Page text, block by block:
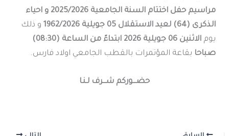
مراسيم حفل اختتام السنة الجامعية 2025/2026 و احياء
الذكرى (64) لعيد الاستقلال 05 جويلية 1962/2026
و ذلك
يوم
الاثنين 06 جويلية 2026 ابتداءً من الساعة (08:30)
صباحا بقاعة المؤتمرات بالقطب الجامعي اولاد فارس.
حضـــوركم شـــرف لـنـا